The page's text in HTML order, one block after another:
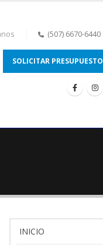
(507) 6670-6440
SOLICITAR PRESUPUESTO
INICIO